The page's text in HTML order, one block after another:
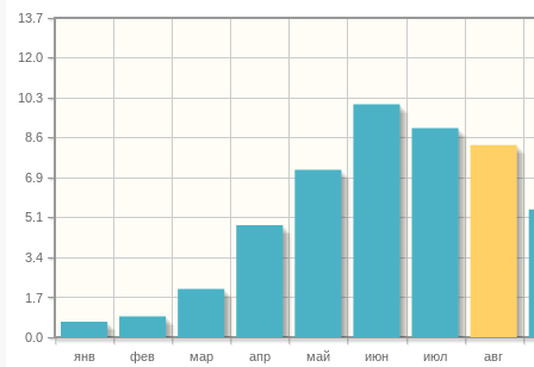
янв фев мар апр май июн июл авг
0.0
1.7
3.4
5.1
6.9
8.6
10.3
12.0
13.7